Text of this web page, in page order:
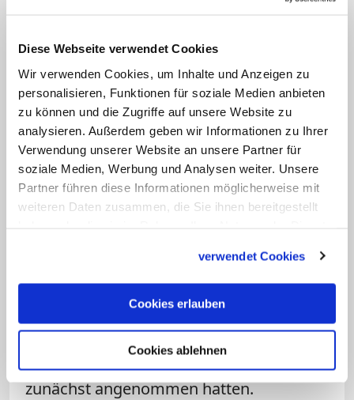
Diese Webseite verwendet Cookies
Wir verwenden Cookies, um Inhalte und Anzeigen zu
personalisieren, Funktionen für soziale Medien anbieten
zu können und die Zugriffe auf unsere Website zu
analysieren. Außerdem geben wir Informationen zu Ihrer
Verwendung unserer Website an unsere Partner für
soziale Medien, Werbung und Analysen weiter. Unsere
Partner führen diese Informationen möglicherweise mit
weiteren Daten zusammen, die Sie ihnen bereitgestellt
verwendet Cookies
Cookies erlauben
Cookies ablehnen
geschlossen und schließlich nach
draußen getragen. Dies alles geschieht
begleitet von speziellen Gebeten und
Gesängen.
Unterdessen gab die Vatikanpolizei
Menschen in den Petersdom gekommen
Abschied zu nehmen. Damit kamen an
Menschen, und damit etwa doppelt so
viele wie die italienischen Behörden
zunächst angenommen hatten.